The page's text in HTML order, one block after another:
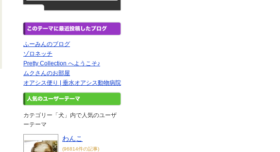
ふーみんのブログ
ゾロネッチ
Pretty Collection へようこそ♪
ムクさんのお部屋
オアシス便り | 垂水オアシス動物病院
カテゴリー「犬」内で人気のユーザ
ーテーマ
わんこ
(96814件の記事)